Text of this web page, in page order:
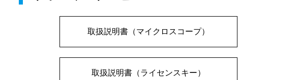
取扱説明書（マイクロスコープ）
取扱説明書（ライセンスキー）